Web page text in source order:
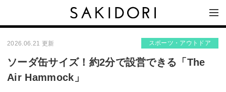
2026.06.21 更新 スポーツ・アウトドア
ソーダ缶サイズ！約2分で設営できる「The
Air Hammock」